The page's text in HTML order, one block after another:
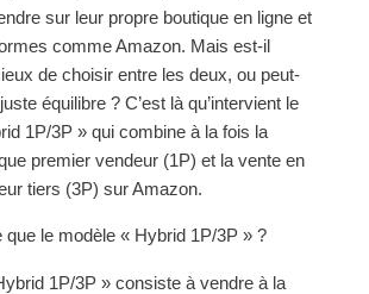
sur leur propre boutique en ligne et
comme Amazon. Mais est-il
de choisir entre les deux, ou peut-
équilibre ? C’est là qu’intervient le
1P/3P » qui combine à la fois la
premier vendeur (1P) et la vente en
tiers (3P) sur Amazon.
que le modèle « Hybrid 1P/3P » ?
1P/3P » consiste à vendre à la